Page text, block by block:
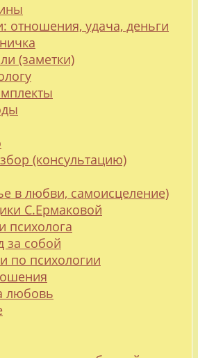
отношения, удача, деньги
(заметки)
(консультацию)
в любви, самоисцеление)
С.Ермаковой
психолога
за собой
по психологии
любовь